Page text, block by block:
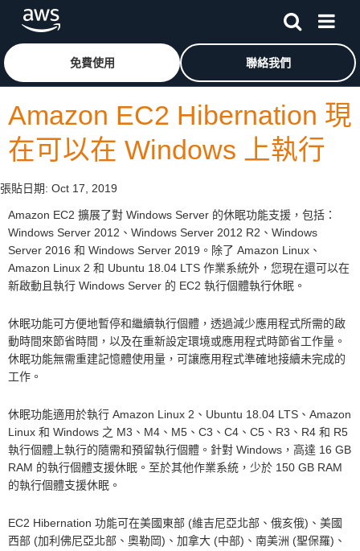
跳至主要內容按一下這裡可返回 Amazon Web Services 首頁
免費使用 聯絡我們
Amazon EC2 Hibernation 現
在可以在 Windows 上執行
張貼日期: Oct 17, 2019
Amazon EC2 擴展了對 Windows Server 的休眠功能支援，包括：
Windows Server 2012、Windows Server 2012 R2、Windows
Server 2016 和 Windows Server 2019。除了 Amazon Linux、
Amazon Linux 2 和 Ubuntu 18.04 LTS 作業系統外，您現在還可以在
新啟動且執行 Windows Server 的 EC2 執行個體執行休眠。
休眠功能可方便地暫停和繼續執行個體，透過減少應用程式所需的啟
動時間來節省時間，以及在重新設定環境或應用程式時節省工作量。
休眠功能無需重建記憶體使用量，可讓應用程式準確地接續未完成的
工作。
休眠功能適用於執行 Amazon Linux 2、Ubuntu 18.04 LTS、Amazon
Linux 和 Windows 之 M3、M4、M5、C3、C4、C5、R3、R4 和 R5
執行個體上執行的隨需和預留執行個體。針對 Windows，高達 16 GB
RAM 的執行個體支援休眠。至於其他作業系統，少於 150 GB RAM
的執行個體支援休眠。
EC2 Hibernation 功能可在美國東部 (維吉尼亞北部、俄亥俄)、美國
西部 (加利佛尼亞北部、奧勒岡)、加拿大 (中部)、南美洲 (聖保羅)、